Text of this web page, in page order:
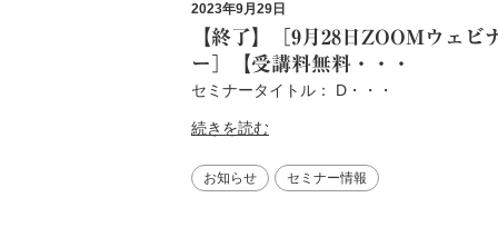
2023年9月29日
【終了】［9月28日ZOOMウェビ
ー］【受講料無料・・・
セミナータイトル： D・・・
続きを読む
お知らせ セミナー情報